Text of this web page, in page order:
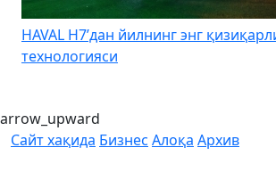
HAVAL H7’дан йилнинг энг
технологияси
arrow_upward
Сайт хақида Бизнес Алоқа Архив